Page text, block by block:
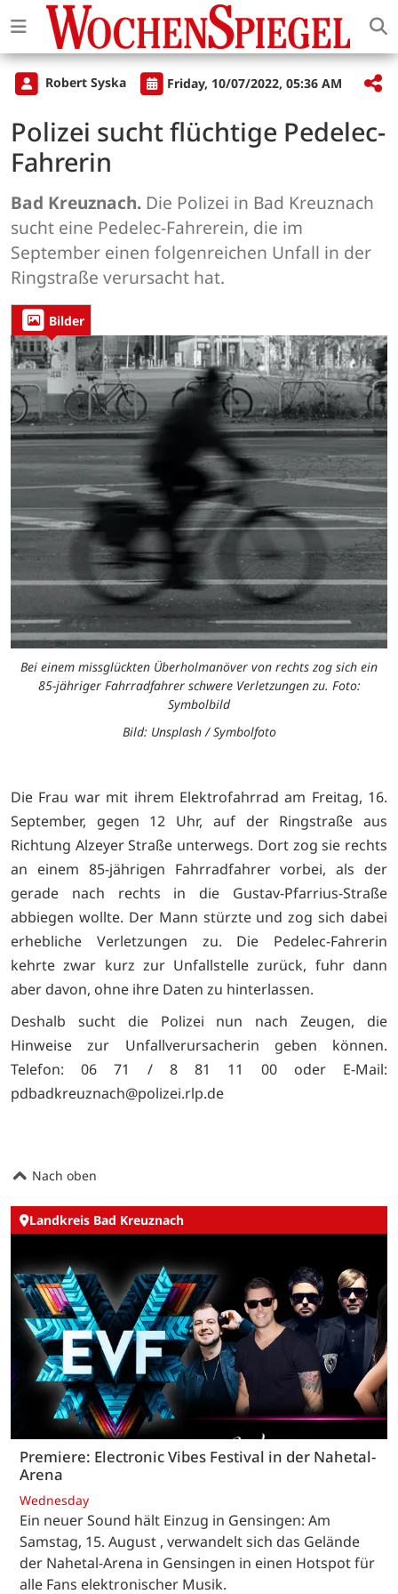
Robert Syska Friday, 10/07/2022, 05:36 AM
Polizei sucht flüchtige Pedelec-
Fahrerin
Bad Kreuznach. Die Polizei in Bad Kreuznach
sucht eine Pedelec-Fahrerein, die im
September einen folgenreichen Unfall in der
Ringstraße verursacht hat.
Bilder
Bei einem missglückten Überholmanöver von rechts zog sich ein
85-jähriger Fahrradfahrer schwere Verletzungen zu. Foto:
Symbolbild
Bild: Unsplash / Symbolfoto
Die Frau war mit ihrem Elektrofahrrad am Freitag, 16.
September, gegen 12 Uhr, auf der Ringstraße aus
Richtung Alzeyer Straße unterwegs. Dort zog sie rechts
an einem 85-jährigen Fahrradfahrer vorbei, als der
gerade nach rechts in die Gustav-Pfarrius-Straße
abbiegen wollte. Der Mann stürzte und zog sich dabei
erhebliche Verletzungen zu. Die Pedelec-Fahrerin
kehrte zwar kurz zur Unfallstelle zurück, fuhr dann
aber davon, ohne ihre Daten zu hinterlassen.
Deshalb sucht die Polizei nun nach Zeugen, die
Hinweise zur Unfallverursacherin geben können.
Telefon: 06 71 / 8 81 11 00 oder E-Mail:
pdbadkreuznach@polizei.rlp.de
Nach oben
Landkreis Bad Kreuznach
Premiere: Electronic Vibes Festival in der Nahetal-
Arena
Wednesday
Ein neuer Sound hält Einzug in Gensingen: Am
Samstag, 15. August , verwandelt sich das Gelände
der Nahetal-Arena in Gensingen in einen Hotspot für
alle Fans elektronischer Musik.